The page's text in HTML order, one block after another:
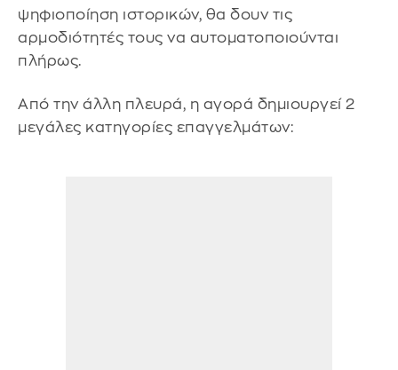
ψηφιοποίηση ιστορικών, θα δουν τις
αρμοδιότητές τους να αυτοματοποιούνται
πλήρως.
Από την άλλη πλευρά, η αγορά δημιουργεί 2
μεγάλες κατηγορίες επαγγελμάτων: